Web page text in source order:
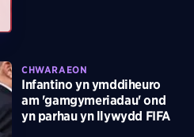
CHWARAEON
Infantino yn ymddiheuro
am 'gamgymeriadau' ond
yn parhau yn llywydd FIFA